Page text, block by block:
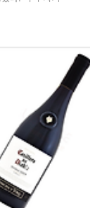
다. 식당 주인 이
신이 있다는 것인
다. 이야! 감탄사만
은 메뉴판은 백반
쓰여 있는 김치찌
비빔냉면, 물냉..